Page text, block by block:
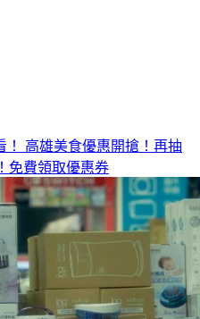
！高雄美食優惠開搶！再抽
免費領取優惠券